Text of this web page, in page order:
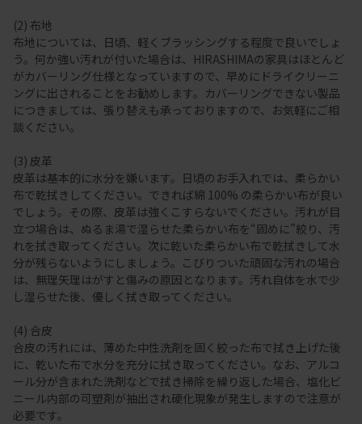
(2) 布地
布地については、日頃、軽くブラッシングする程度で良いでしょ
う。何か強い汚れが付いた場合は、HIRASHIMAの家具はほとんど
がカバーリング仕様となっていますので、早めにドライクリーニ
ングに出されることをお勧めします。カバーリングできない製品
につきましては、張り替えも承っておりますので、お気軽にご相
談ください。
(3) 皮革
皮革は基本的に水分を嫌います。日頃のお手入れでは、柔らかい
布で乾拭きしてください。できれば綿 100% の柔らかい布が良い
でしょう。その際、皮革は強くこすらないでください。汚れが目
立つ場合は、ぬるま湯で湿らせた柔らかい布を“固めに”絞り、汚
れを拭き取ってください。次に乾いた柔らかい布で乾拭きして水
分が残らないようにしましょう。こびりついた頑固な汚れの場合
は、無理矢理はがすと傷みの原因となります。汚れ自体を水で少
し湿らせた後、優しく拭き取ってください。
(4) 合皮
合皮の汚れには、薄めた中性洗剤を固く絞った布で拭き上げた後
に、乾いた布で水分を充分に拭き取ってください。なお、アルコ
ール分が含まれた洗剤などで拭き掃除を繰り返した場合、塩化ビ
ニール内部の可塑剤が抽出され硬化現象が発生しますので注意が
必要です。